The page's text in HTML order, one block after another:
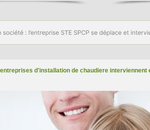
d'installation de chaudiere